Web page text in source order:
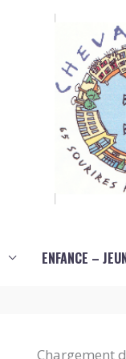
ENFANCE –
Chargement